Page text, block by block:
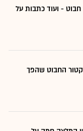
- ועוד כתבות על
החבוט שהפך